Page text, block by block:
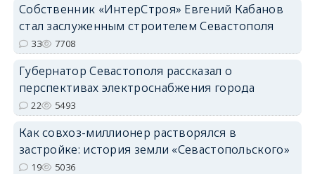
Собственник «ИнтерСтроя» Евгений Кабанов
стал заслуженным строителем Севастополя
33 7708
Губернатор Севастополя рассказал о
перспективах электроснабжения города
22 5493
Как совхоз-миллионер растворялся в
застройке: история земли «Севастопольского»
19 5036